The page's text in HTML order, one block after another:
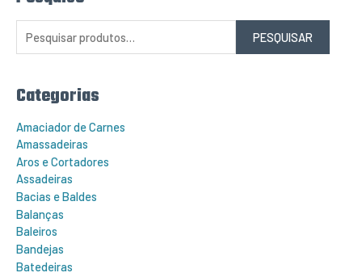
e
i
p
:
PESQUISAR
Categorias
Amaciador de Carnes
Amassadeiras
Aros e Cortadores
Assadeiras
Bacias e Baldes
Balanças
Baleiros
Bandejas
Batedeiras